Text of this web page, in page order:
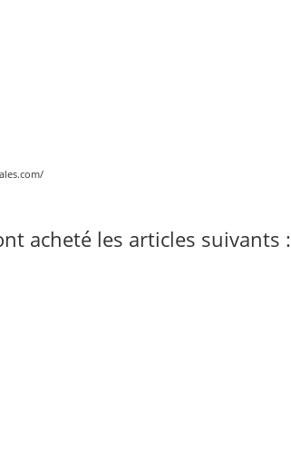
acheté les articles suivants :